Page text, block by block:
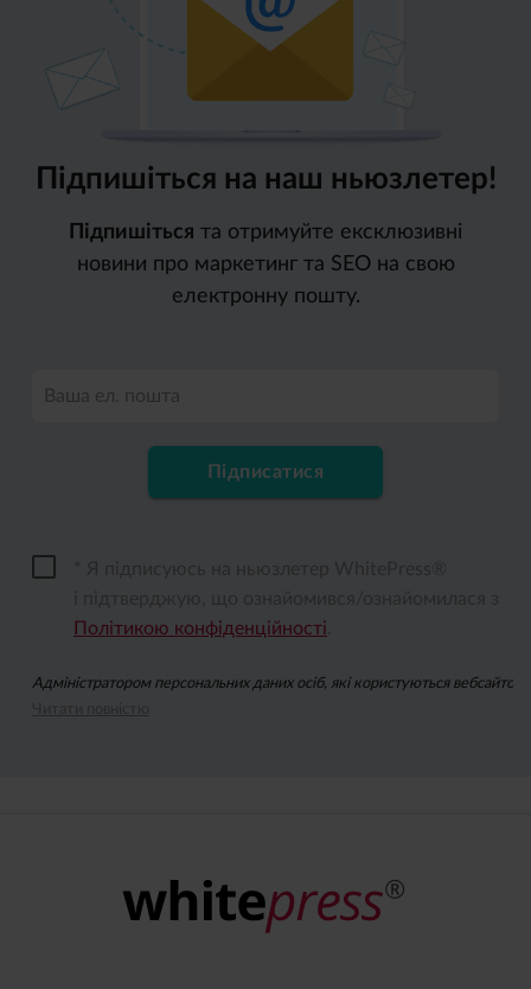
Підпишіться на наш ньюзлетер!
Підпишіться та отримуйте ексклюзивні
новини про маркетинг та SEO на свою
електронну пошту.
Ваша ел. пошта
Підписатися
Політикою конфіденційності
Адміністратором персональних даних осіб, які користуються